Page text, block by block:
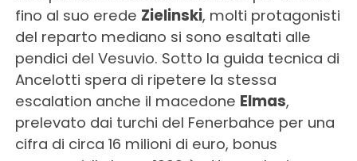
fino al suo erede Zielinski, molti protagonisti
del reparto mediano si sono esaltati alle
pendici del Vesuvio. Sotto la guida tecnica di
Ancelotti spera di ripetere la stessa
escalation anche il macedone Elmas,
prelevato dai turchi del Fenerbahce per una
cifra di circa 16 milioni di euro, bonus